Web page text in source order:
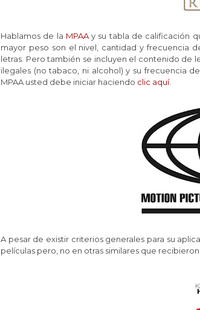
Hablamos de la MPAAy su tabla de calificación
mayor peso son el nivel, cantidad y frecuencia
letras. Pero también se incluyen el contenido de
ilegales (no tabaco, ni alcohol) y su frecuencia
MPAA usted debe iniciar haciendo clic aquí.
A pesar de existir criterios generales para su
películas pero, no en otras similares que